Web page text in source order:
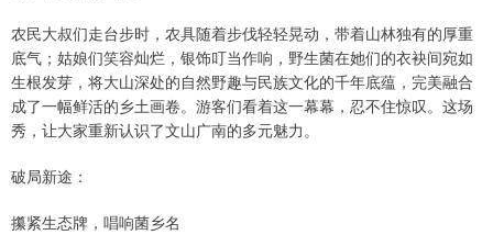
农民大叔们走台步时，农具随着步伐轻轻晃动，带着山林独有的厚重
底气；姑娘们笑容灿烂，银饰叮当作响，野生菌在她们的衣袂间宛如
生根发芽，将大山深处的自然野趣与民族文化的千年底蕴，完美融合
成了一幅鲜活的乡土画卷。游客们看着这一幕幕，忍不住惊叹。这场
秀，让大家重新认识了文山广南的多元魅力。
破局新途：
攥紧生态牌，唱响菌乡名